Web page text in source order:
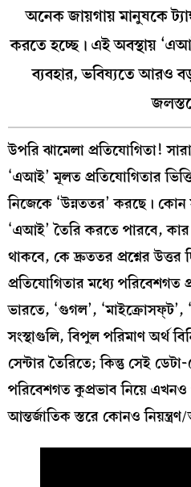
অনেক জায়গায় মানুষকে
করতে হচ্ছে। এই অবস্থায়
ব্যবহার, ভবিষ্যতে আরও
উপরি ঝামেলা প্রতিযোগিতা!
‘এআই’ মূলত প্রতিযোগিতার
নিজেকে ‘উন্নততর’ করছে। কোন
‘এআই’ তৈরি করতে পারবে, কার
থাকবে, কে দ্রুততর প্রশ্নের
প্রতিযোগিতার মধ্যে পরিবেশগত
ভারতে, ‘গুগল’, ‘মাইক্রোসফ্‌ট’,
সংস্থাগুলি, বিপুল পরিমাণ অর্থ
সেন্টার তৈরিতে; কিন্তু সেই ডেটা-
পরিবেশগত কুপ্রভাব নিয়ে এখনও
আন্তর্জাতিক স্তরে কোনও